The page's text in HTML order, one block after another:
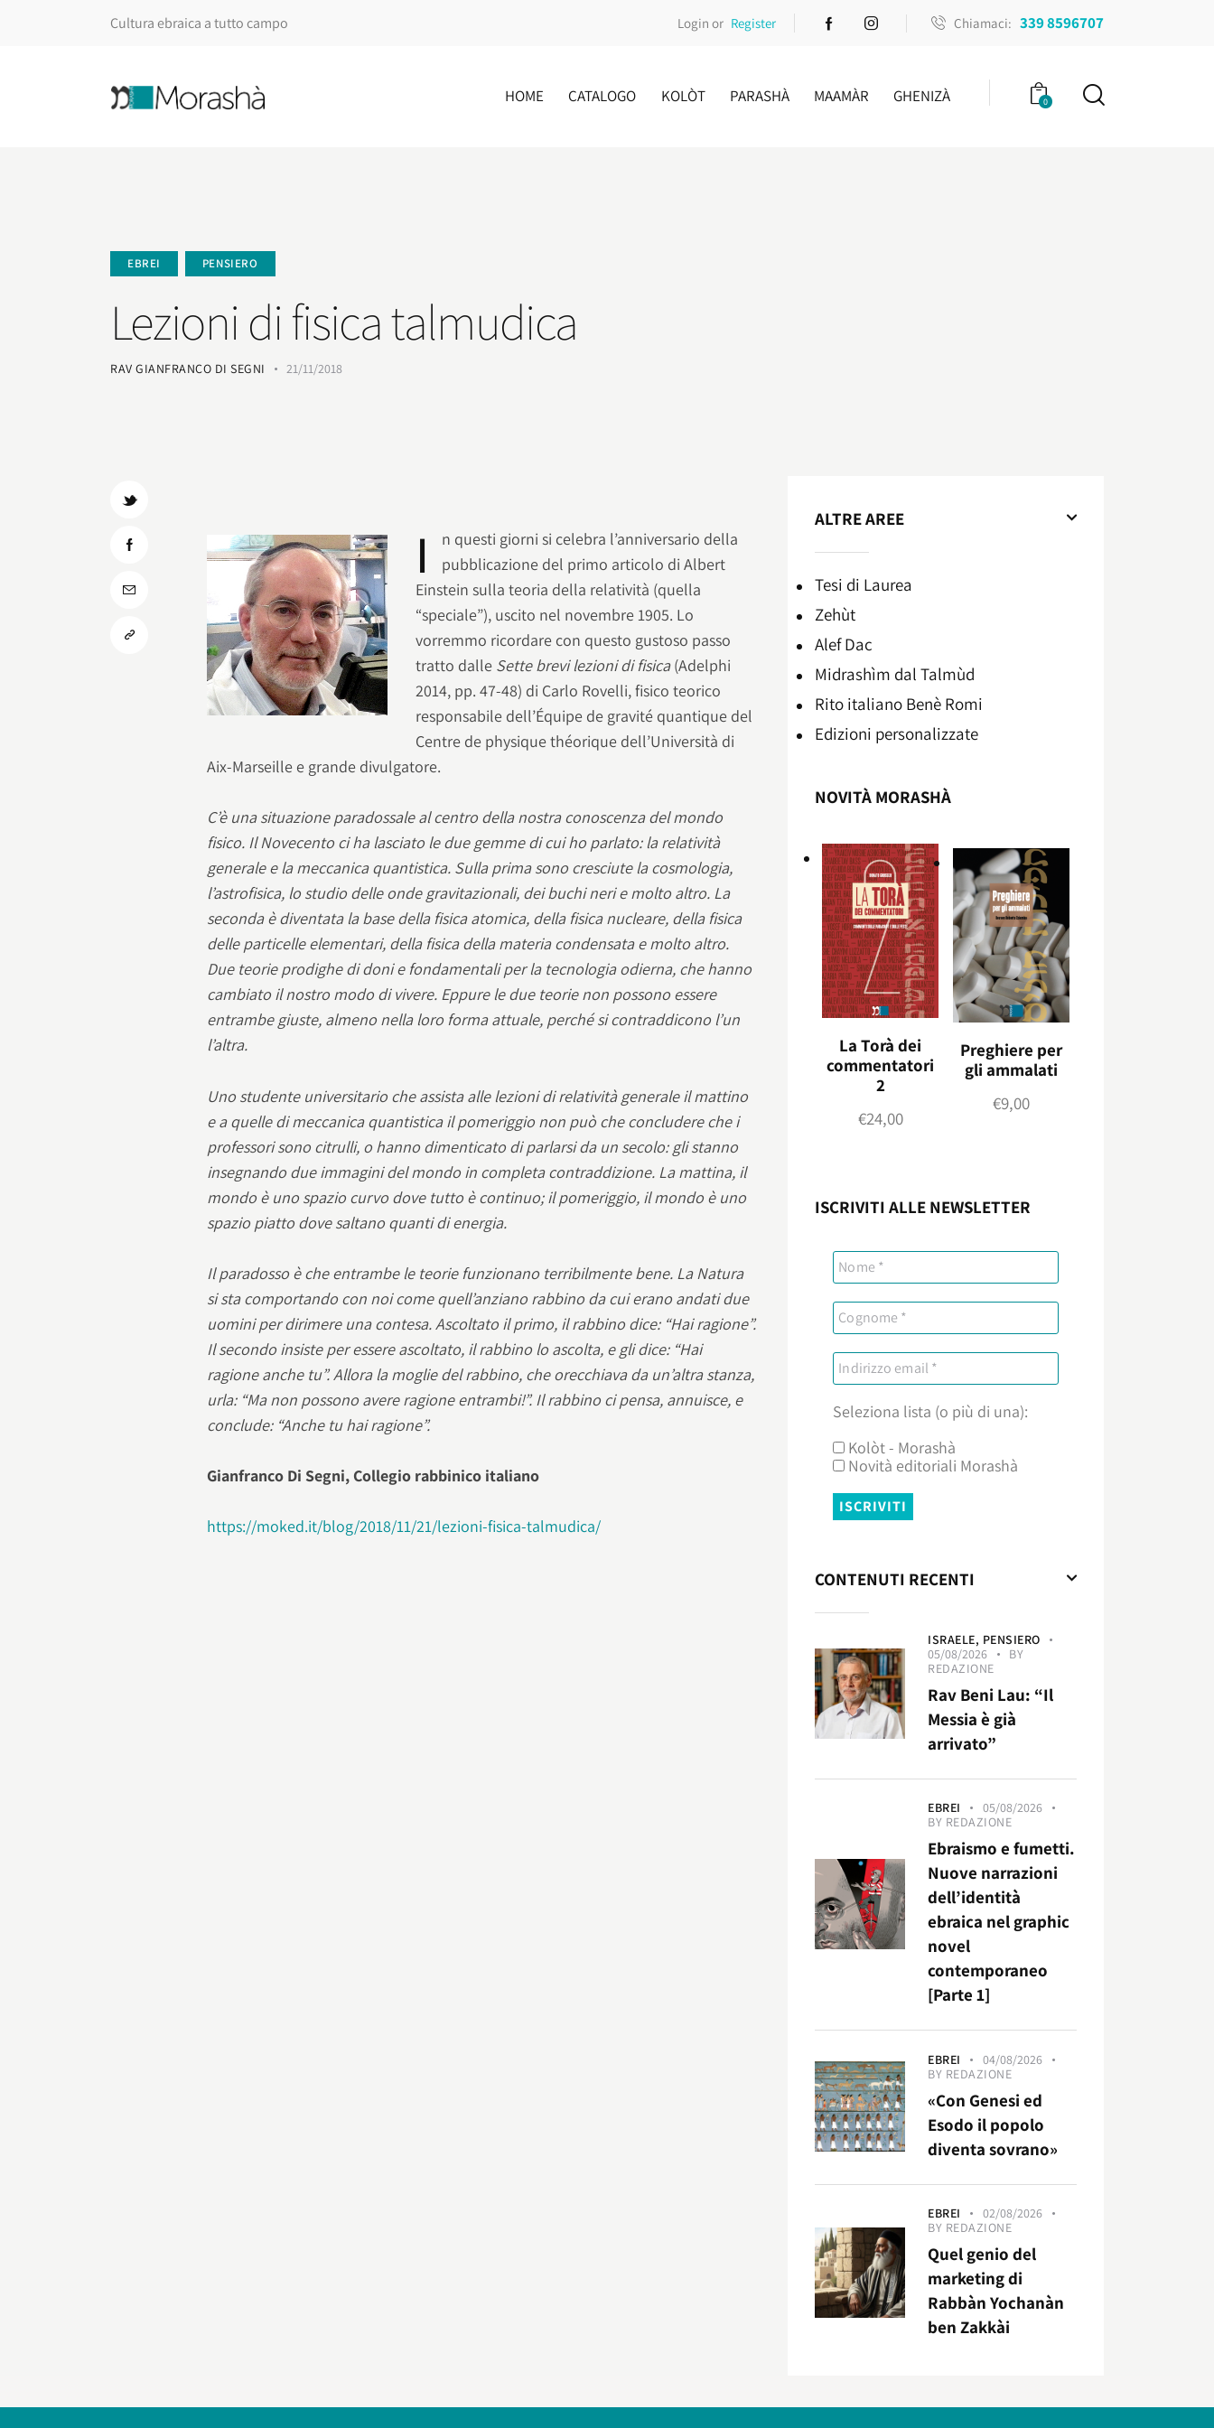
Cultura ebraica a tutto campo Login or Register Chiamaci: 339 8596707
HOME CATALOGO KOLÒT PARASHÀ MAAMÀR GHENIZÀ 0
EBREI PENSIERO
Lezioni di fisica talmudica
RAV GIANFRANCO DI SEGNI 21/11/2018
I
n questi giorni si celebra l’anniversario della
pubblicazione del primo articolo di Albert
Einstein sulla teoria della relatività (quella
“speciale”), uscito nel novembre 1905. Lo
vorremmo ricordare con questo gustoso passo
tratto dalle Sette brevi lezioni di fisica(Adelphi
2014, pp. 47-48) di Carlo Rovelli, fisico teorico
responsabile dell’Équipe de gravité quantique del
Centre de physique théorique dell’Università di
Aix-Marseille e grande divulgatore.
C’è una situazione paradossale al centro della nostra conoscenza del mondo
fisico. Il Novecento ci ha lasciato le due gemme di cui ho parlato: la relatività
generale e la meccanica quantistica. Sulla prima sono cresciute la cosmologia,
l’astrofisica, lo studio delle onde gravitazionali, dei buchi neri e molto altro. La
seconda è diventata la base della fisica atomica, della fisica nucleare, della fisica
delle particelle elementari, della fisica della materia condensata e molto altro.
Due teorie prodighe di doni e fondamentali per la tecnologia odierna, che hanno
cambiato il nostro modo di vivere. Eppure le due teorie non possono essere
entrambe giuste, almeno nella loro forma attuale, perché si contraddicono l’un
l’altra.
Uno studente universitario che assista alle lezioni di relatività generale il mattino
e a quelle di meccanica quantistica il pomeriggio non può che concludere che i
professori sono citrulli, o hanno dimenticato di parlarsi da un secolo: gli stanno
insegnando due immagini del mondo in completa contraddizione. La mattina, il
mondo è uno spazio curvo dove tutto è continuo; il pomeriggio, il mondo è uno
spazio piatto dove saltano quanti di energia.
Il paradosso è che entrambe le teorie funzionano terribilmente bene. La Natura
si sta comportando con noi come quell’anziano rabbino da cui erano andati due
uomini per dirimere una contesa. Ascoltato il primo, il rabbino dice: “Hai ragione”.
Il secondo insiste per essere ascoltato, il rabbino lo ascolta, e gli dice: “Hai
ragione anche tu”. Allora la moglie del rabbino, che orecchiava da un’altra stanza,
urla: “Ma non possono avere ragione entrambi!”. Il rabbino ci pensa, annuisce, e
conclude: “Anche tu hai ragione”.
Gianfranco Di Segni, Collegio rabbinico italiano
https://moked.it/blog/2018/11/21/lezioni-fisica-talmudica/
ALTRE AREE
Tesi di Laurea
Zehùt
Alef Dac
Midrashìm dal Talmùd
Rito italiano Benè Romi​
Edizioni personalizzate
NOVITÀ MORASHÀ
La Torà dei
commentatori
2
€24,00
Preghiere per
gli ammalati
€9,00
ISCRIVITI ALLE NEWSLETTER
Seleziona lista (o più di una):
Kolòt - Morashà
Novità editoriali Morashà
CONTENUTI RECENTI
ISRAELE, PENSIERO
05/08/2026
BY
REDAZIONE
Rav Beni Lau: “Il
Messia è già
arrivato”
EBREI
05/08/2026
BY REDAZIONE
Ebraismo e fumetti.
Nuove narrazioni
dell’identità
ebraica nel graphic
novel
contemporaneo
[Parte 1]
EBREI
04/08/2026
BY REDAZIONE
«Con Genesi ed
Esodo il popolo
diventa sovrano»
EBREI
02/08/2026
BY REDAZIONE
Quel genio del
marketing di
Rabbàn Yochanàn
ben Zakkài